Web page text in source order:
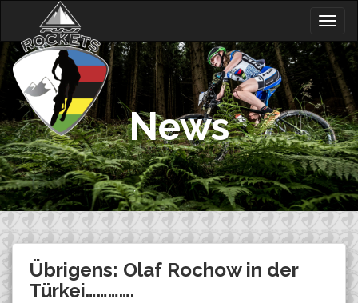
content
News
Übrigens: Olaf Rochow in der
Türkei………….